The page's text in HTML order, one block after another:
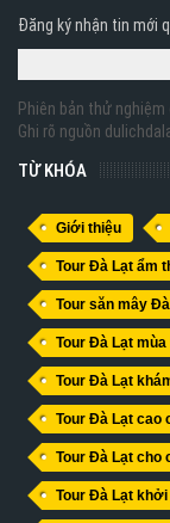
Đăng ký nhận tin mới
Phiên bản thử nghiệm
Ghi rõ nguồn
TỪ KHÓA
Giới thiệu
Tour Đà Lạt ẩm
Tour săn mây
Tour Đà Lạt mùa
Tour Đà Lạt
Tour Đà Lạt cao
Tour Đà Lạt cho
Tour Đà Lạt